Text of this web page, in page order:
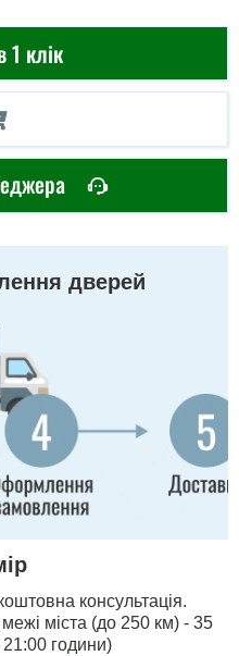
1 клік
дверей
консультація.
міста (до 250 км) - 35
години)